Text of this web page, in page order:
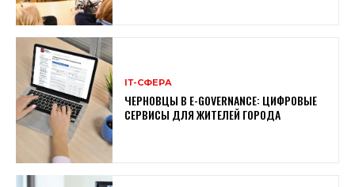
ІТ-СФЕРА
ЧЕРНОВЦЫ В E-GOVERNANCE: ЦИФРОВЫЕ
СЕРВИСЫ ДЛЯ ЖИТЕЛЕЙ ГОРОДА